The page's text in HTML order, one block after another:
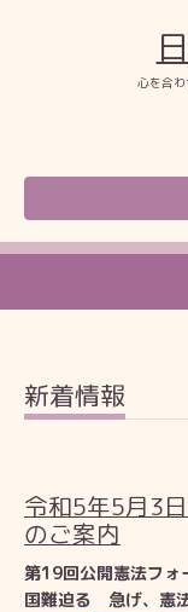
心を合
新着情報
令和5年5月3
のご案内
第19回公開憲法フォ
国難迫る 急げ、憲